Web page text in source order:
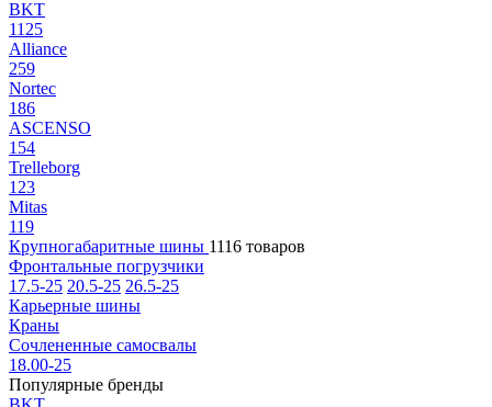
BKT
1125
Alliance
259
Nortec
186
ASCENSO
154
Trelleborg
123
Mitas
119
Крупногабаритные шины 1116 товаров
Фронтальные погрузчики
17.5-25 20.5-25 26.5-25
Карьерные шины
Краны
Сочлененные самосвалы
18.00-25
Популярные бренды